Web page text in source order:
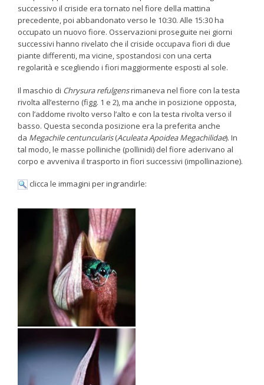
successivo il criside era tornato nel fiore della mattina
precedente, poi abbandonato verso le 10:30. Alle 15:30 ha
occupato un nuovo fiore. Osservazioni proseguite nei giorni
successivi hanno rivelato che il criside occupava fiori di due
piante differenti, ma vicine, spostandosi con una certa
regolarità e scegliendo i fiori maggiormente esposti al sole.
Il maschio di Chrysura refulgensrimaneva nel fiore con la testa
rivolta all’esterno (figg. 1 e 2), ma anche in posizione opposta,
con l’addome rivolto verso l’alto e con la testa rivolta verso il
basso. Questa seconda posizione era la preferita anche
da Megachile centuncularis(Aculeata Apoidea Megachilidae). In
tal modo, le masse polliniche (pollinidi) del fiore aderivano al
corpo e avveniva il trasporto in fiori successivi (impollinazione).
clicca le immagini per ingrandirle: